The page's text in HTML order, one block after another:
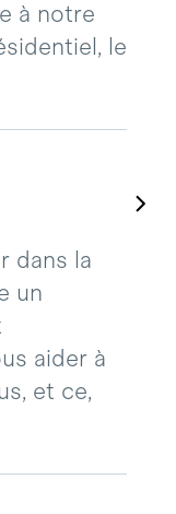
à notre
le
dans la
un
aider à
et ce,